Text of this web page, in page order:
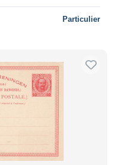
Particulier